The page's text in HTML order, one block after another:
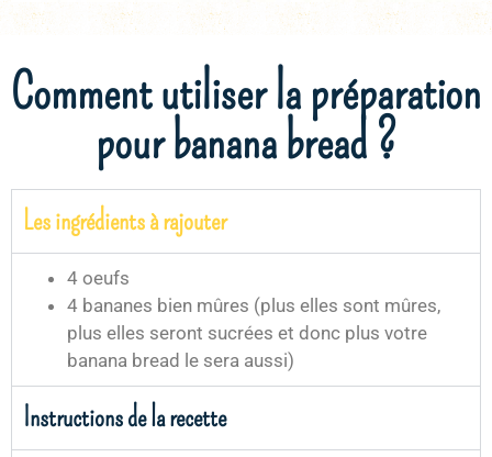
Comment utiliser la préparation
pour banana bread ?
Les ingrédients à rajouter
4 oeufs
4 bananes bien mûres (plus elles sont mûres,
plus elles seront sucrées et donc plus votre
banana bread le sera aussi)
Instructions de la recette